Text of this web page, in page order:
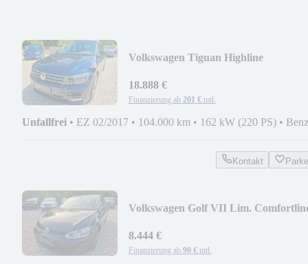
Volkswagen Tiguan Highline
18.888 €
Finanzierung ab 201 € mtl.
Unfallfrei • EZ 02/2017 • 104.000 km • 162 kW (220 PS) •
Kontakt
Volkswagen Golf VII Lim.
8.444 €
Finanzierung ab 90 € mtl.